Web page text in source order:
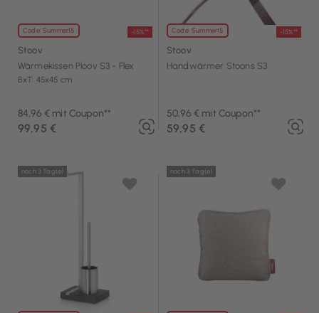
Code: Summer15 -15%**
Stoov
Wärmekissen Ploov S3 - Flex
BxT: 45x45 cm
84,96 € mit Coupon**
99,95 €
Code: Summer15 -15%**
Stoov
Handwärmer Stoons S3
50,96 € mit Coupon**
59,95 €
noch 3 Tag(e) noch 3 Tag(e)